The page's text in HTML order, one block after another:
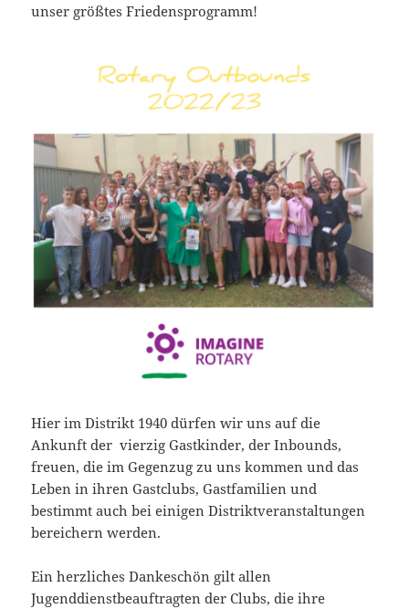
unser größtes Friedensprogramm!
Hier im Distrikt 1940 dürfen wir uns auf die
Ankunft der vierzig Gastkinder, der Inbounds,
freuen, die im Gegenzug zu uns kommen und das
Leben in ihren Gastclubs, Gastfamilien und
bestimmt auch bei einigen Distriktveranstaltungen
bereichern werden.
Ein herzliches Dankeschön gilt allen
Jugenddienstbeauftragten der Clubs, die ihre